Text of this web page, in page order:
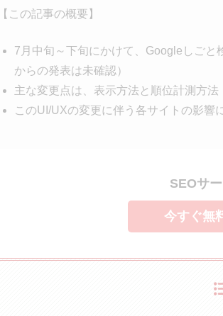
【この記事の概要】
7月中旬～下旬にかけて、Googleしご
からの発表は未確認）
主な変更点は、表示方法と順位計測方法
このUI/UXの変更に伴う各サイトの影響
SEOサ
今すぐ無